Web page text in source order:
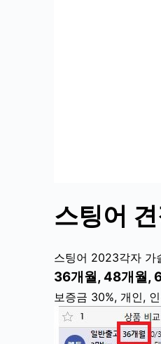
스팅어
스팅어 2023각자 가
36개월, 48개월,
보증금 30%, 개인,